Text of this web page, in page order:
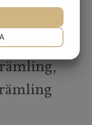
igen
STATISTIK